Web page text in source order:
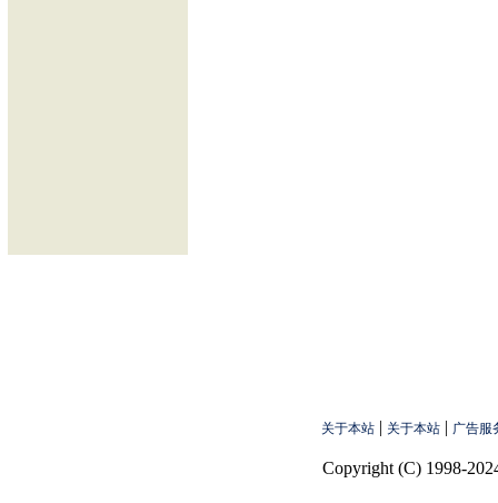
关于本站 | 关于本站 | 广告服
Copyright (C) 1998-